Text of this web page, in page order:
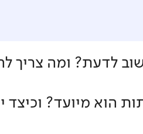
לדעת? ומה צריך
הוא מיועד? וכיצד